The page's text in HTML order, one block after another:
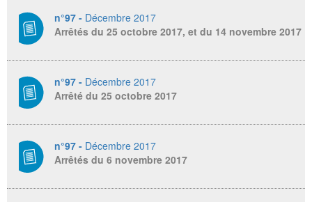
n°97 - Décembre 2017
Arrêtés du 25 octobre 2017, et du 14 novembre 2017
n°97 - Décembre 2017
Arrêté du 25 octobre 2017
n°97 - Décembre 2017
Arrêtés du 6 novembre 2017